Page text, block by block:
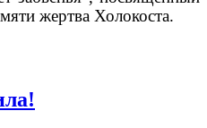
жертва Холокоста.